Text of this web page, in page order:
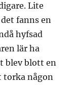
Lite
fanns en
hyfsad
lär ha
blev blott en
torka någon